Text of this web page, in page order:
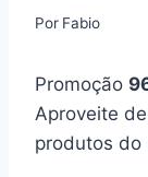
Por Fabio
Promoção
Aproveite
produtos do